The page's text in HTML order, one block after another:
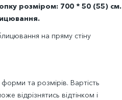
розміром: 700 * 50 (55) см.
на пряму стіну
та розмірів. Вартість
відрізнятись відтінком і